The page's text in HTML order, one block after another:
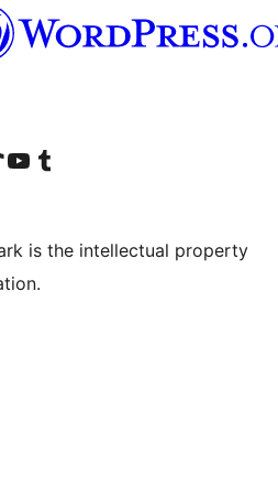
account
TikTok account
Visit our YouTube channel
Visit our Tumblr account
is the intellectual property